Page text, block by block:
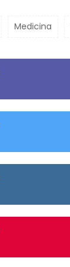
Medicina